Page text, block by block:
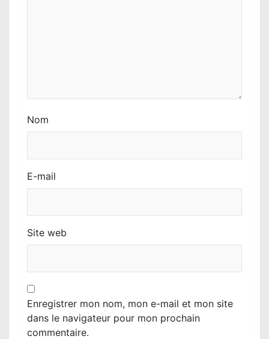
Nom
E-mail
Site web
Enregistrer mon nom, mon e-mail et mon site
dans le navigateur pour mon prochain
commentaire.